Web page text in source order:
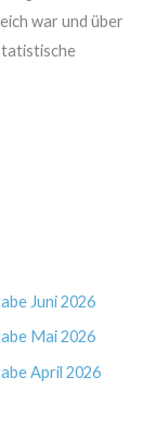
war und über
Juni 2026
Mai 2026
April 2026